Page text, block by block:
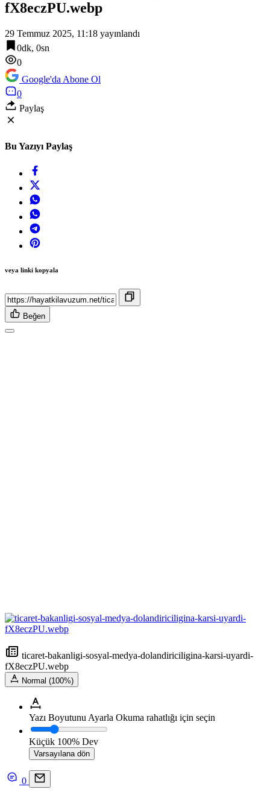
12:36
Gebze Köşklüçeşme’de ‘açık hava’ keyif
fX8eczPU.webp
29 Temmuz 2025, 11:18 yayınlandı
0dk, 0sn
0
Google'da Abone Ol
0
Paylaş
Bu Yazıyı Paylaş
veya linki kopyala
Beğen
ticaret-bakanligi-sosyal-medya-dolandiriciligina-karsi-uyardi-
fX8eczPU.webp
Normal (100%)
Yazı Boyutunu Ayarla Okuma rahatlığı için seçin
Küçük 100% Dev
Varsayılana dön
0